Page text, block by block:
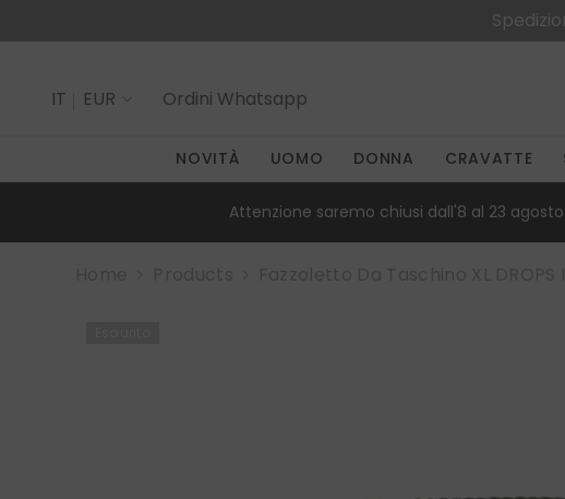
IT
EUR Ordini Whatsapp
NOVITÀ UOMO DONNA CRAVATTE
Attenzione saremo chiusi dall'8 al 23